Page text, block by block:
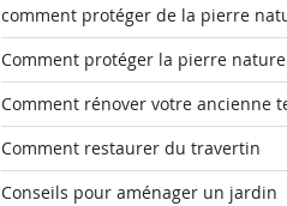
comment protéger de la pierre
Comment protéger la pierre
Comment rénover votre ancienne
Comment restaurer du travertin
Conseils pour aménager un jardin